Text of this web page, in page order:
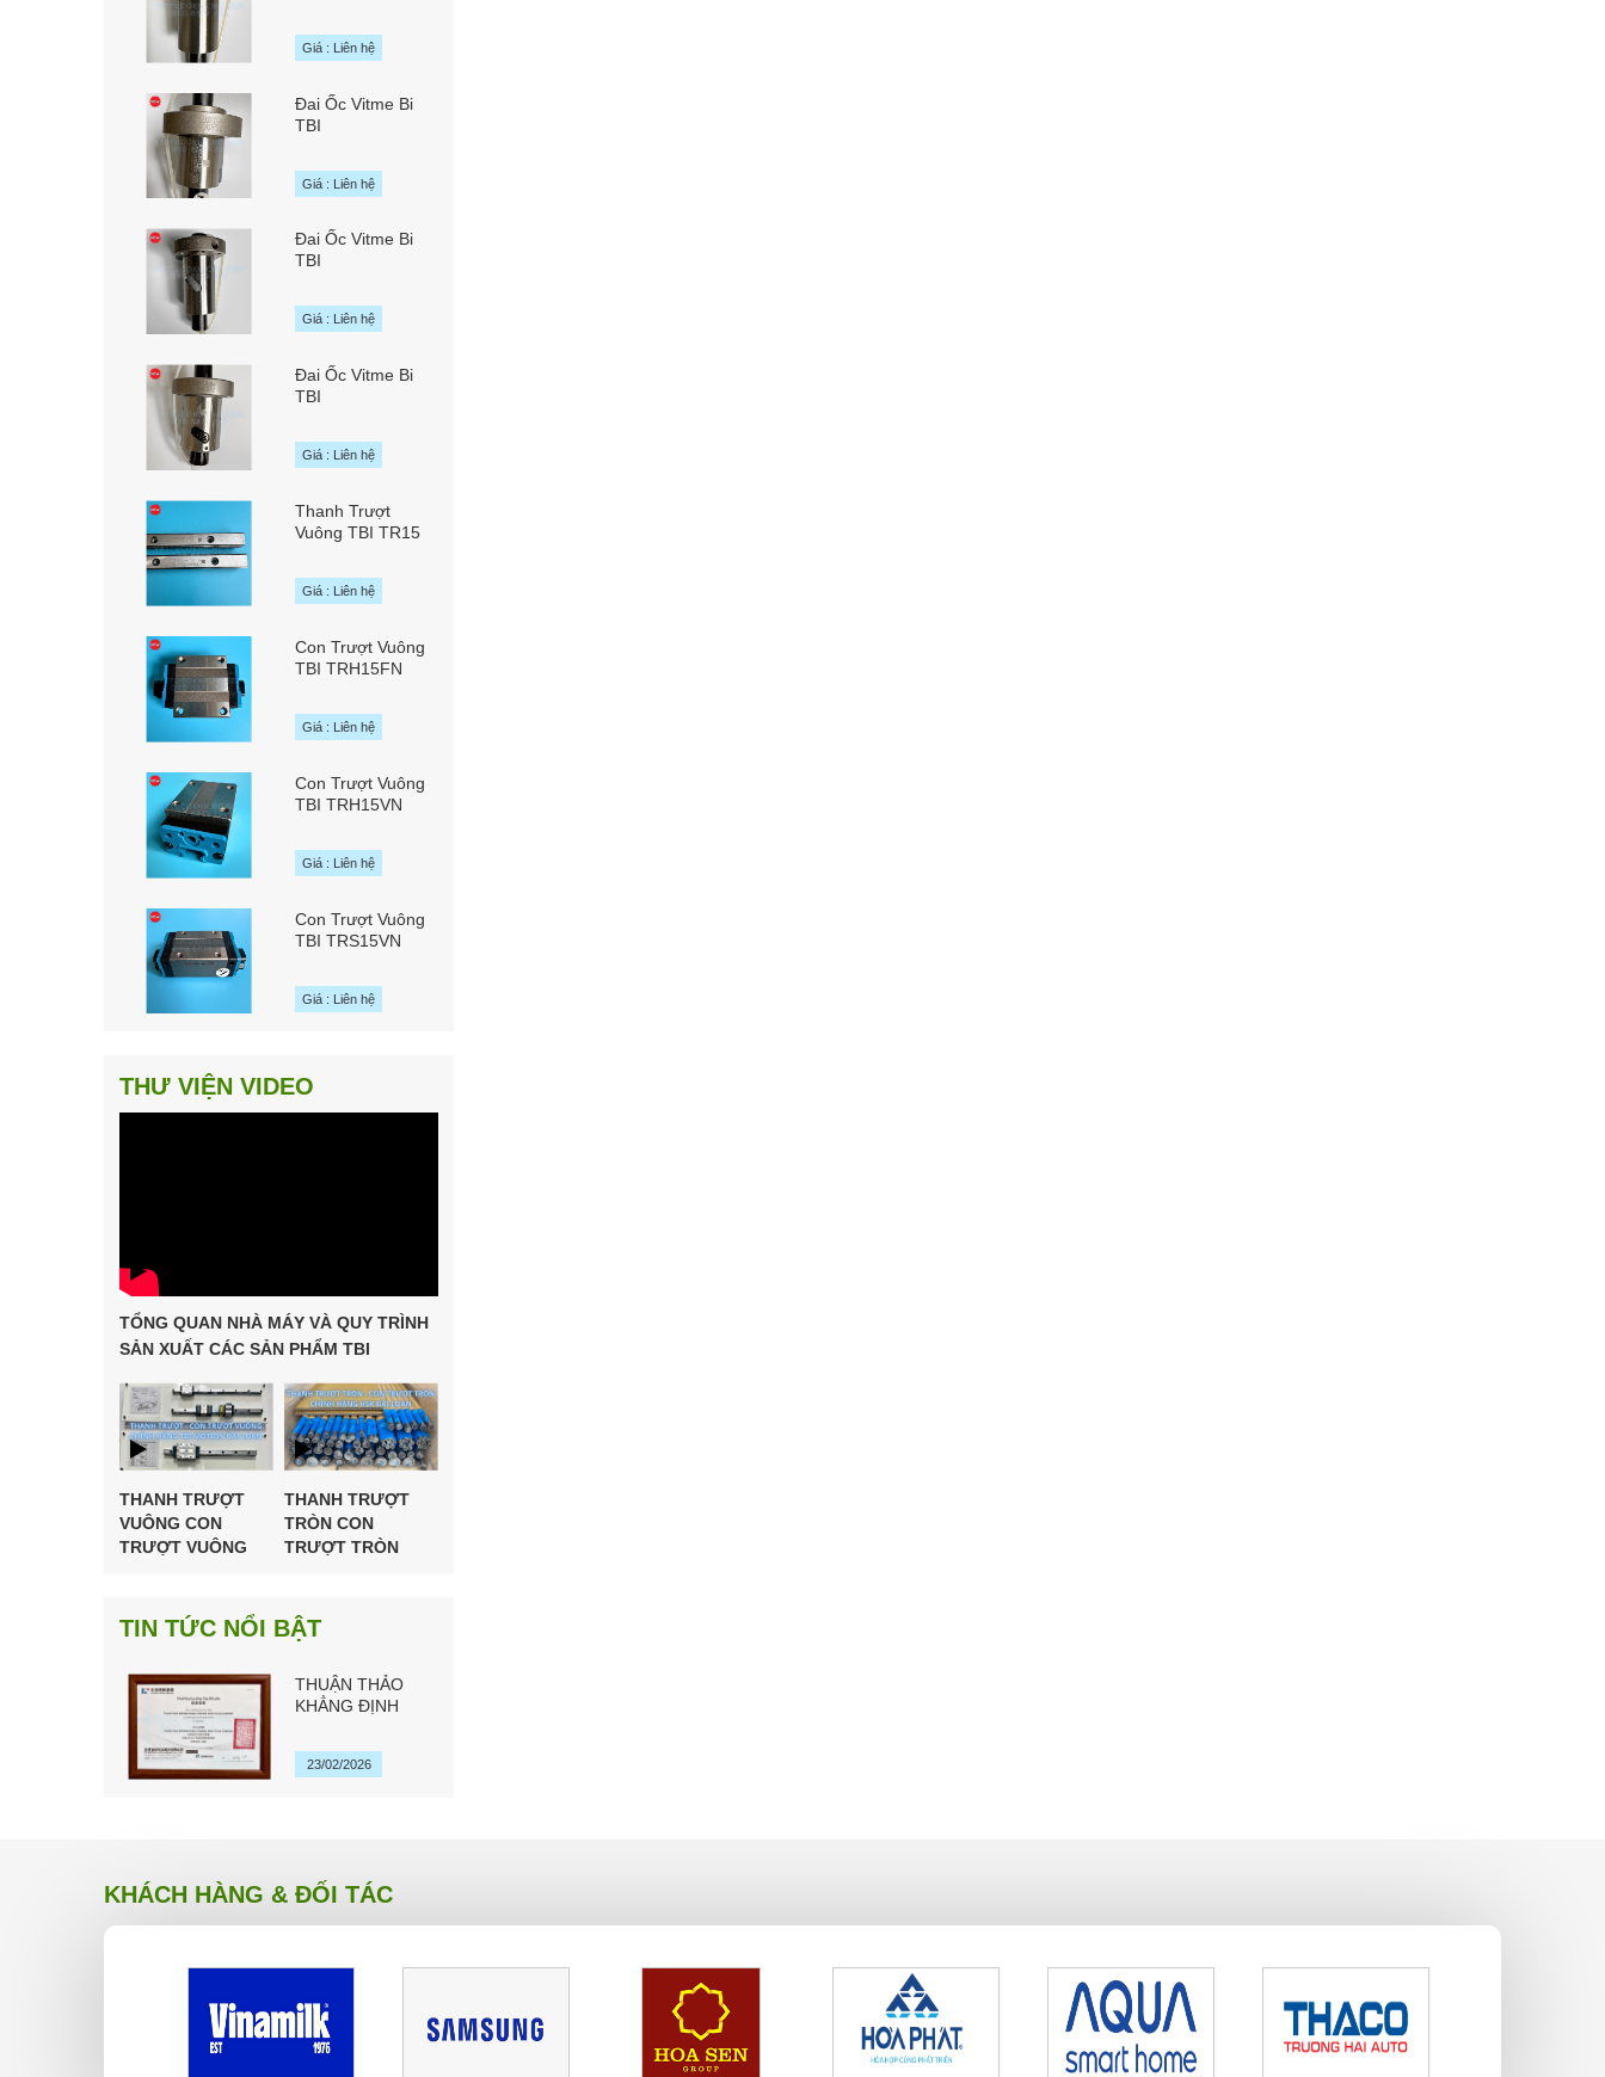
chính hãng TBI
MOTION Đài Loan
Giá : Liên hệ
Đai Ốc Vitme Bi
TBI
chính hãng TBI
MOTION Đài Loan
Giá : Liên hệ
Đai Ốc Vitme Bi
TBI
chính hãng TBI
MOTION Đài Loan
Giá : Liên hệ
Đai Ốc Vitme Bi
TBI
chính hãng TBI
MOTION Đài Loan
Giá : Liên hệ
Thanh Trượt
Vuông TBI TR15
MOTION Đài Loan
Giá : Liên hệ
Con Trượt Vuông
TBI TRH15FN
MOTION Đài Loan
Giá : Liên hệ
Con Trượt Vuông
TBI TRH15VN
MOTION Đài Loan
Giá : Liên hệ
Con Trượt Vuông
TBI TRS15VN
MOTION Đài Loan
Giá : Liên hệ
THƯ VIỆN VIDEO
TỔNG QUAN NHÀ MÁY VÀ QUY TRÌNH
SẢN XUẤT CÁC SẢN PHẨM TBI
THANH TRƯỢT
VUÔNG CON
TRƯỢT VUÔNG
LOAN
THANH TRƯỢT
TRÒN CON
TRƯỢT TRÒN
TIN TỨC NỔI BẬT
THUẬN THẢO
KHẲNG ĐỊNH
CHÍNH HÃNG TBI
MOTION ĐÀI
23/02/2026
KHÁCH HÀNG & ĐỐI TÁC